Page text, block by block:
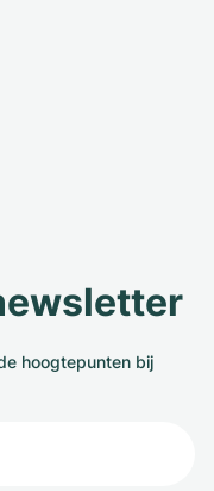
hoogtepunten bij